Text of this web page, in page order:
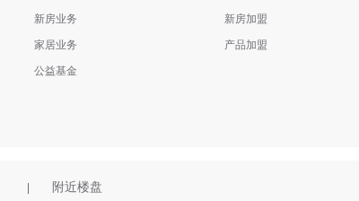
新房业务
家居业务
公益基金
新房加盟
产品加盟
附近楼盘